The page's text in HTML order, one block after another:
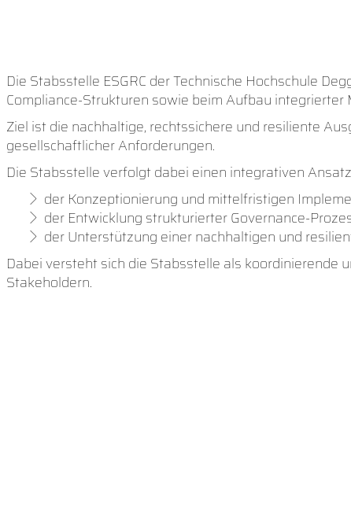
Die Stabsstelle ESGRC der Technische Hochschule
Compliance-Strukturen sowie beim Aufbau
Ziel ist die nachhaltige, rechtssichere und resiliente
gesellschaftlicher Anforderungen.
Die Stabsstelle verfolgt dabei einen integrativen
der Konzeptionierung und mittelfristigen
der Entwicklung strukturierter Governance-
der Unterstützung einer nachhaltigen und
Dabei versteht sich die Stabsstelle als koordinierende
Stakeholdern.